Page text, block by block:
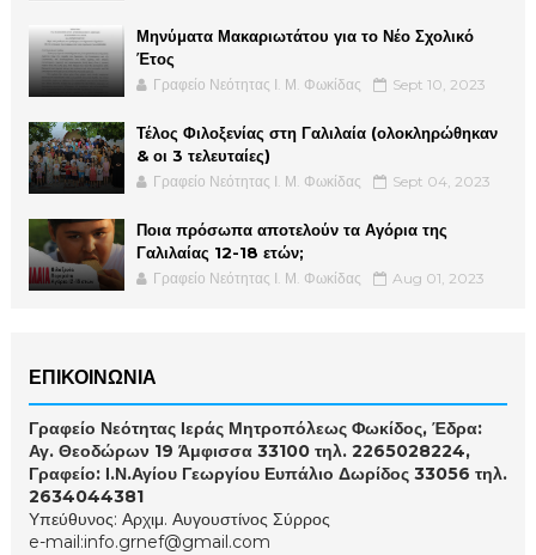
Μηνύματα Μακαριωτάτου για το Νέο Σχολικό
Έτος
Γραφείο Νεότητας Ι. Μ. Φωκίδας Sept 10, 2023
Τέλος Φιλοξενίας στη Γαλιλαία (ολοκληρώθηκαν
& οι 3 τελευταίες)
Γραφείο Νεότητας Ι. Μ. Φωκίδας Sept 04, 2023
Ποια πρόσωπα αποτελούν τα Αγόρια της
Γαλιλαίας 12-18 ετών;
Γραφείο Νεότητας Ι. Μ. Φωκίδας Aug 01, 2023
ΕΠΙΚΟΙΝΩΝΙΑ
Γραφείο Νεότητας Ιεράς Μητροπόλεως Φωκίδος, Έδρα:
Αγ. Θεοδώρων 19 Άμφισσα 33100 τηλ. 2265028224,
Γραφείο: Ι.Ν.Αγίου Γεωργίου Ευπάλιο Δωρίδος 33056 τηλ.
2634044381
Υπεύθυνος: Αρχιμ. Αυγουστίνος Σύρρος
e-mail:info.grnef@gmail.com